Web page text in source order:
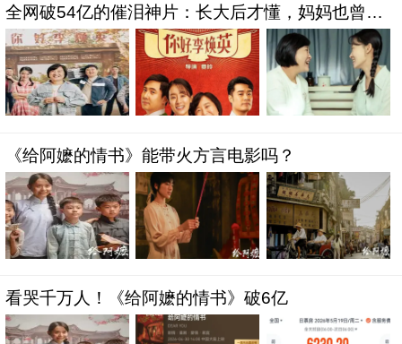
全网破54亿的催泪神片：长大后才懂，妈妈也曾是
少女
《给阿嬷的情书》能带火方言电影吗？
看哭千万人！《给阿嬷的情书》破6亿